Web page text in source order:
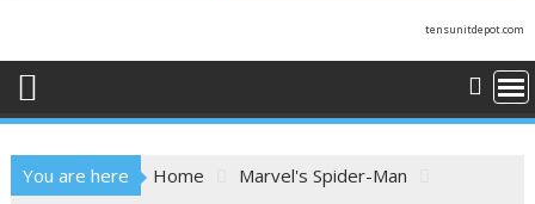
tensunitdepot.com
You are here Home
Marvel's Spider-Man